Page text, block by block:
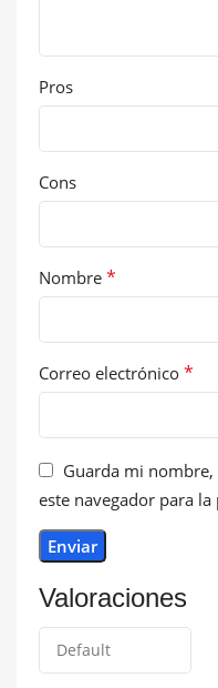
Valoraciones
Pros
Cons
Nombre *
Correo electrónico *
Guarda mi
este navegador para